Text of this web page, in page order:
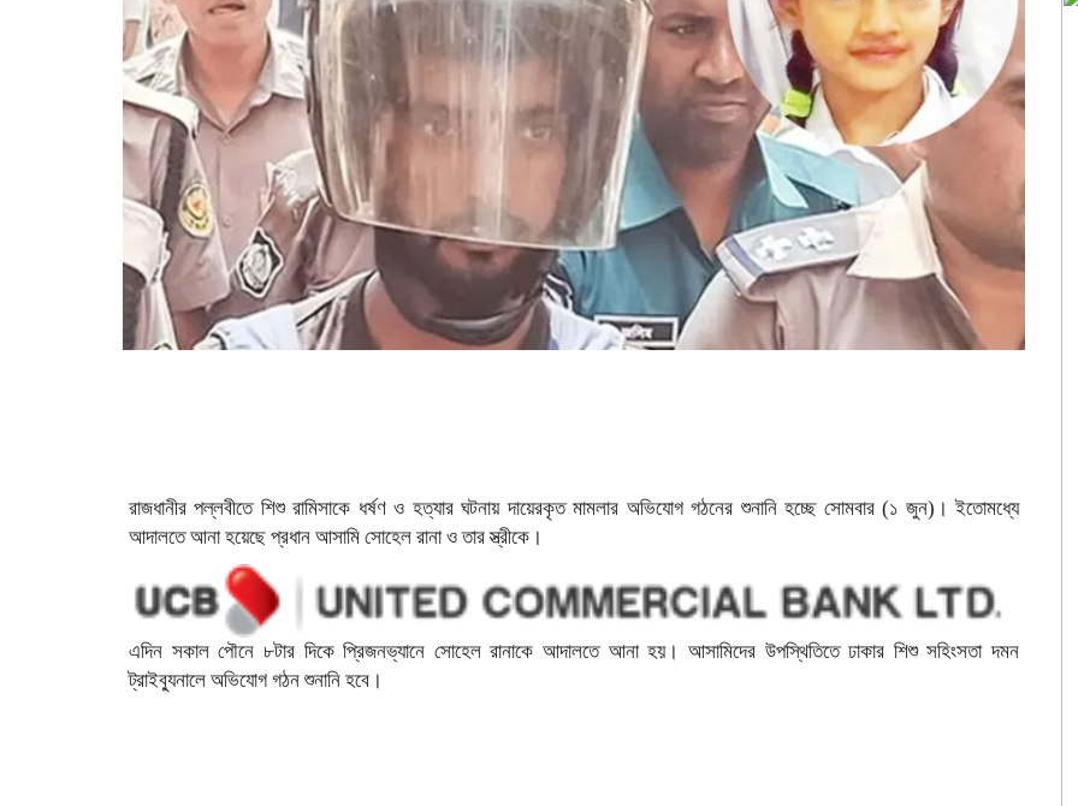
রাজধানীর পল্লবীতে শিশু রামিসাকে ধর্ষণ ও হত্যার ঘটনায় দায়েরকৃত মামলার অভিযোগ গঠনের শুনানি হচ্ছে সোমবার (১ জুন)। ইতোমধ্যে
আদালতে আনা হয়েছে প্রধান আসামি সোহেল রানা ও তার স্ত্রীকে।
এদিন সকাল পৌনে ৮টার দিকে প্রিজনভ্যানে সোহেল রানাকে আদালতে আনা হয়। আসামিদের উপস্থিতিতে ঢাকার শিশু সহিংসতা দমন
ট্রাইব্যুনালে অভিযোগ গঠন শুনানি হবে।